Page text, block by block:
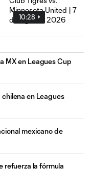
10:28
MX en Leagues Cup
chilena en Leagues
mexicano de
refuerza la fórmula